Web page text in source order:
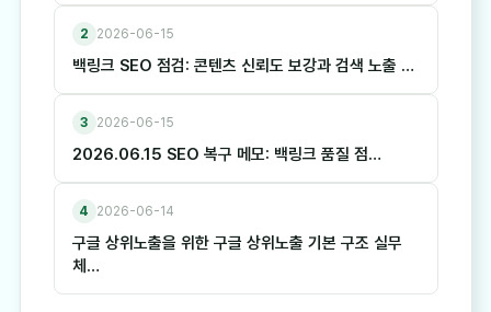
2 2026-06-15
백링크 SEO 점검: 콘텐츠 신뢰도 보강과 검색 노출 …
3 2026-06-15
2026.06.15 SEO 복구 메모: 백링크 품질 점…
4 2026-06-14
구글 상위노출을 위한 구글 상위노출 기본 구조 실무
체…